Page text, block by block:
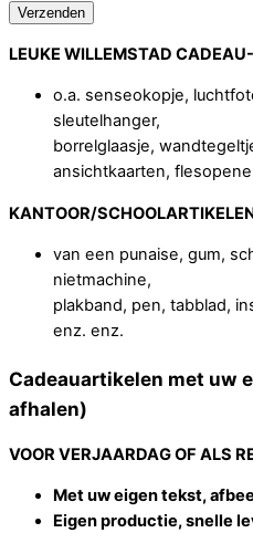
LEUKE WILLEMSTAD
o.a. senseokopje,
sleutelhanger,
borrelglaasje,
ansichtkaarten,
KANTOOR/
van een punaise, gum,
nietmachine,
plakband, pen, tabblad,
enz. enz.
Cadeauartikelen met uw
afhalen)
VOOR VERJAARDAG OF ALS
Met uw eigen tekst,
Eigen productie, snelle